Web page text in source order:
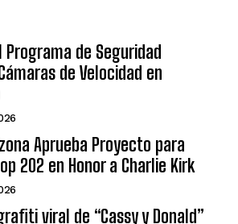
Programa de Seguridad
de Velocidad en
Aprueba Proyecto para
202 en Honor a Charlie Kirk
viral de “Cassy y Donald”